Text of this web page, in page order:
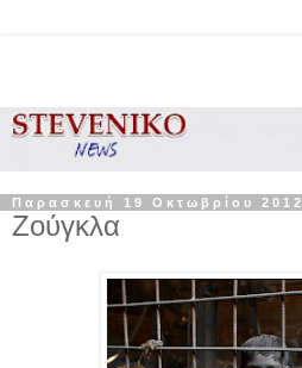
Παρασκευή 19 Οκτωβρίου 2012
Ζούγκλα